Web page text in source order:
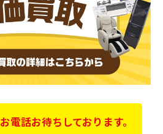
電話お待ちしております。